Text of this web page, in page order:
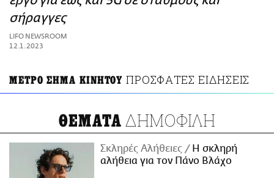
ΑΜΠΑ
PRINT
σήραγγες
LIFO NEWSROOM
12.1.2023
ΜΕΤΡΟ ΣΗΜΑ ΚΙΝΗΤΟΥ ΠΡΟΣΦΑΤΕΣ ΕΙΔΗΣΕΙΣ
ΘΕΜΑΤΑ ΔΗΜΟΦΙΛΗ
Σκληρές Αλήθειες
H σκληρή
αλήθεια για τον Πάνο Βλάχο